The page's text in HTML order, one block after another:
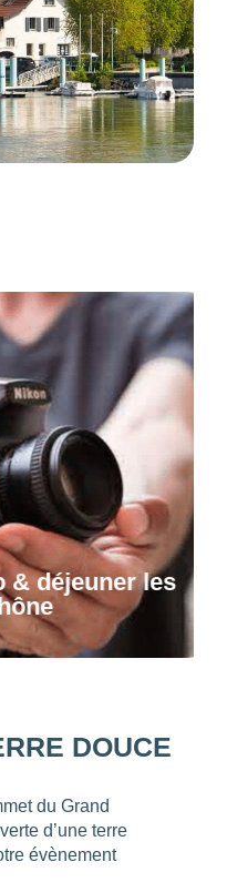
les
DOUCE
du Grand
d’une terre
évènement